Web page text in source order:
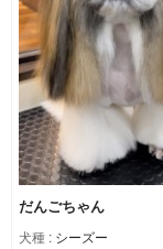
だんごちゃん
犬種 : シーズー